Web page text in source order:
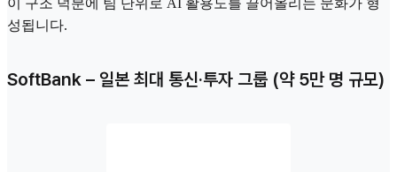
이 구조 덕분에 팀 단위로 AI 활용도를 끌어올리는 문화가 형
성됩니다.
SoftBank – 일본 최대 통신·투자 그룹 (약 5만 명 규모)